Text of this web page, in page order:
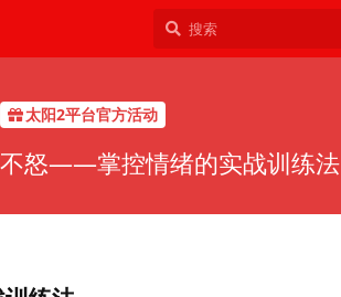
太阳2平台官方活动
怒——掌控情绪的实战训练法